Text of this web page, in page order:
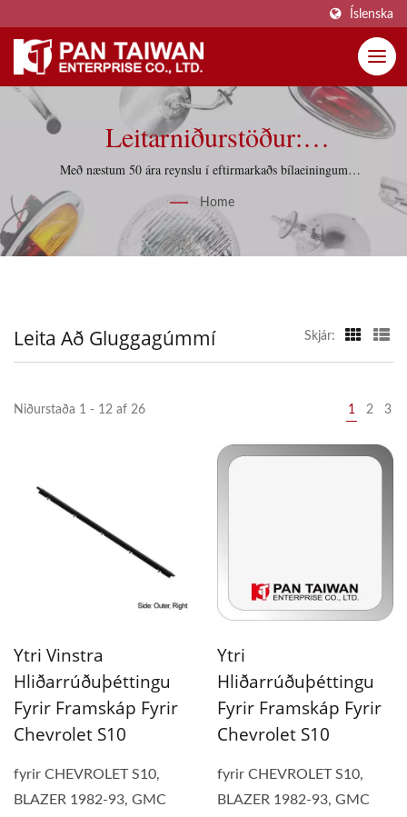
Íslenska
Leitarniðurstöður:
Gluggagúmmí | Pan Taiwan
Enterprise Co., Ltd.
Með næstum 50 ára reynslu í eftirmarkaðs bílaeiningum
styður Pan Taiwan endurgerð verkefni með hagnýtum
aðfangakunnáttu og gæðastjórnunardisciplínu.
Home
Leita Að Gluggagúmmí Skjár:
Niðurstaða 1 - 12 af 26 1 2 3
Ytri Vinstra
Hliðarrúðuþéttingu
Fyrir Framskáp Fyrir
Chevrolet S10
fyrir CHEVROLET S10,
BLAZER 1982-93, GMC
Ytri
Hliðarrúðuþéttingu
Fyrir Framskáp Fyrir
Chevrolet S10
fyrir CHEVROLET S10,
BLAZER 1982-93, GMC